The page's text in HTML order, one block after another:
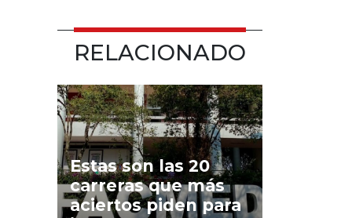
RELACIONADO
Estas son las 20
carreras que más
aciertos piden para